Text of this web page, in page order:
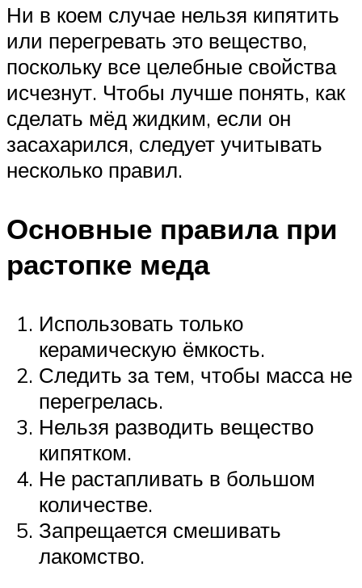
Ни в коем случае нельзя кипятить
или перегревать это вещество,
поскольку все целебные свойства
исчезнут. Чтобы лучше понять, как
сделать мёд жидким, если он
засахарился, следует учитывать
несколько правил.
Основные правила при
растопке меда
Использовать только
керамическую ёмкость.
Следить за тем, чтобы масса не
перегрелась.
Нельзя разводить вещество
кипятком.
Не растапливать в большом
количестве.
Запрещается смешивать
лакомство.